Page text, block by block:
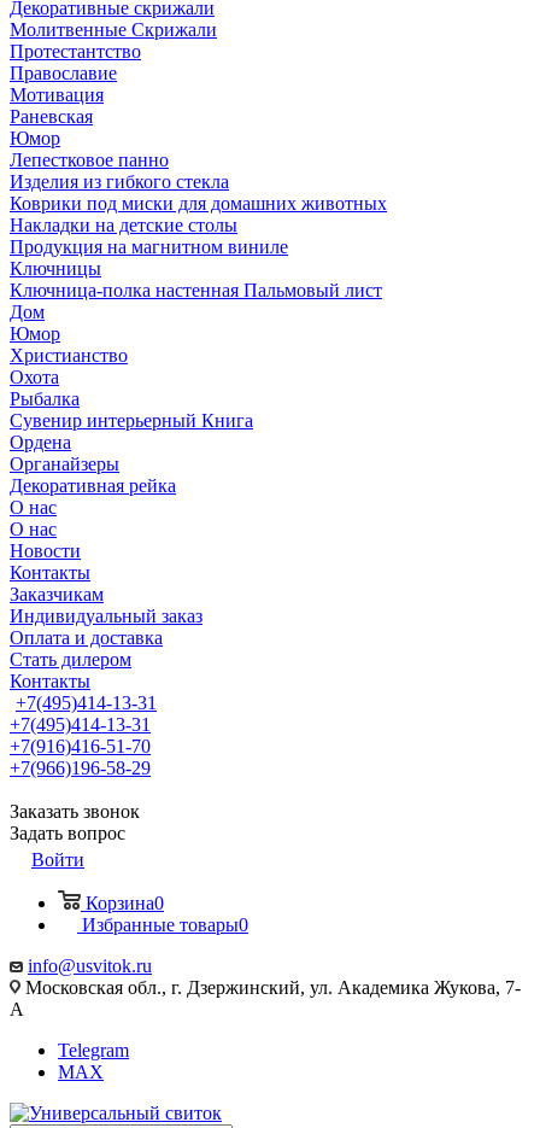
Декоративные скрижали
Молитвенные Скрижали
Протестантство
Православие
Мотивация
Раневская
Юмор
Лепестковое панно
Изделия из гибкого стекла
Коврики под миски для домашних животных
Накладки на детские столы
Продукция на магнитном виниле
Ключницы
Ключница-полка настенная Пальмовый лист
Дом
Юмор
Христианство
Охота
Рыбалка
Сувенир интерьерный Книга
Ордена
Органайзеры
Декоративная рейка
О нас
О нас
Новости
Контакты
Заказчикам
Индивидуальный заказ
Оплата и доставка
Стать дилером
Контакты
+7(495)414-13-31
+7(495)414-13-31
+7(916)416-51-70
+7(966)196-58-29
Заказать звонок
Задать вопрос
Войти
Корзина0
Избранные товары0
info@usvitok.ru
Московская обл., г. Дзержинский, ул. Академика Жукова, 7-
А
Telegram
MAX